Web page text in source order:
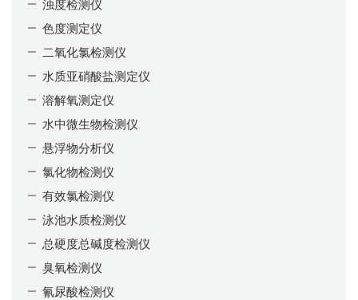
浊度检测仪
色度测定仪
二氧化氯检测仪
水质亚硝酸盐测定仪
溶解氧测定仪
水中微生物检测仪
悬浮物分析仪
氯化物检测仪
有效氯检测仪
泳池水质检测仪
总硬度总碱度检测仪
臭氧检测仪
氰尿酸检测仪